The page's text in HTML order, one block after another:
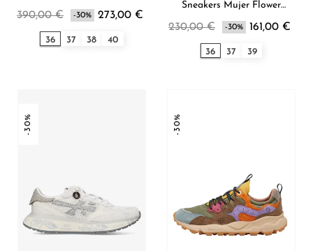
390,00 € -30% 273,00 €
36 37 38 40
Sneakers Mujer Flower
230,00 € -30% 161,00 €
36 37 39
-30% -30%